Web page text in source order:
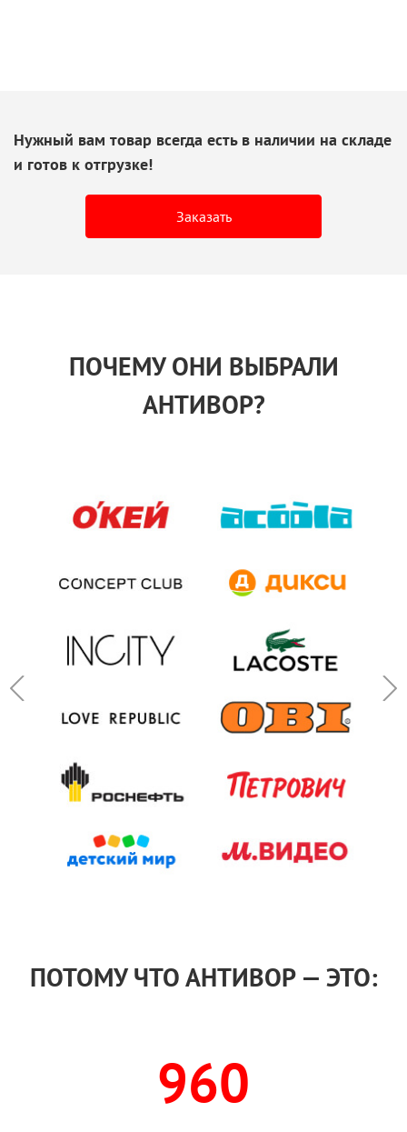
Нужный вам товар всегда есть в наличии на складе
и готов к отгрузке!
Заказать
ПОЧЕМУ ОНИ ВЫБРАЛИ
АНТИВОР?
ПОТОМУ ЧТО АНТИВОР — ЭТО:
960